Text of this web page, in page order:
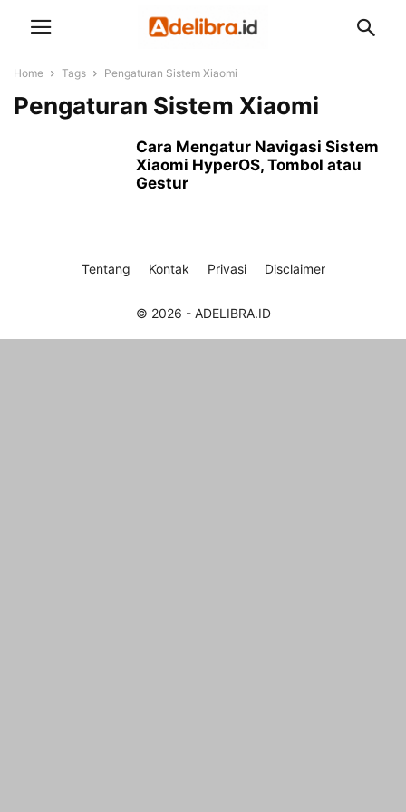
Home Tags Pengaturan Sistem Xiaomi
Pengaturan Sistem Xiaomi
Cara Mengatur Navigasi Sistem
Xiaomi HyperOS, Tombol atau
Gestur
Tentang Kontak Privasi Disclaimer
© 2026 - ADELIBRA.ID